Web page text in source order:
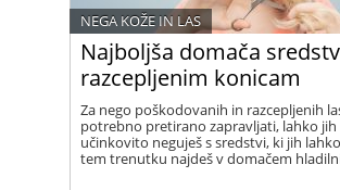
Najboljša domača
razcepljenim konicam
NEGA KOŽE IN LAS
Za nego poškodovanih in razcepljenih
potrebno pretirano zapravljati, lahko jih
učinkovito neguješ s sredstvi, ki jih
tem trenutku najdeš v domačem